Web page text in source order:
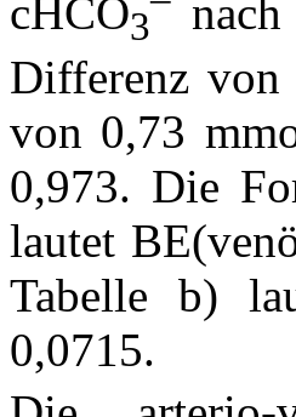
cHCO3
Differenz von
von 0,73
0,973. Die
lautet
Tabelle b)
0,0715.